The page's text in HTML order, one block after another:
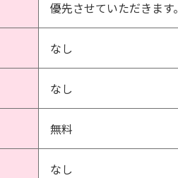
優先させていただきます。
なし
なし
無料
なし